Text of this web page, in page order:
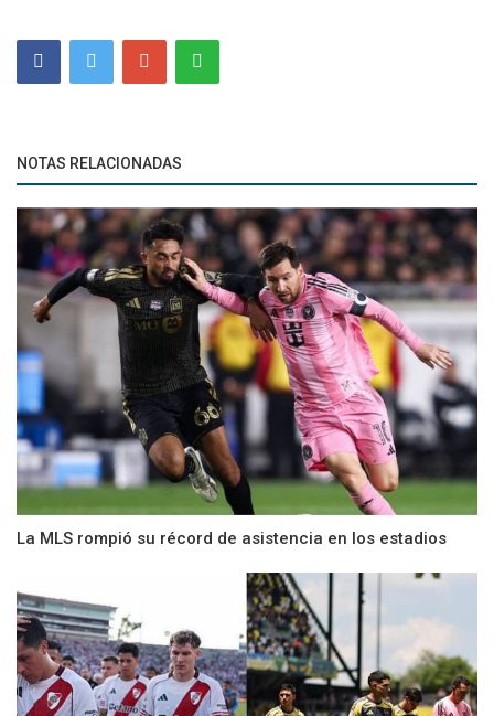
NOTAS RELACIONADAS
La MLS rompió su récord de asistencia en los estadios